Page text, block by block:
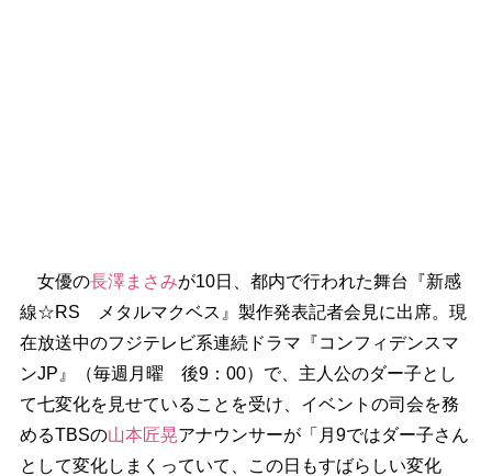
女優の長澤まさみが10日、都内で行われた舞台『新感
線☆RS メタルマクベス』製作発表記者会見に出席。現
在放送中のフジテレビ系連続ドラマ『コンフィデンスマ
ンJP』（毎週月曜 後9：00）で、主人公のダー子とし
て七変化を見せていることを受け、イベントの司会を務
めるTBSの山本匠晃アナウンサーが「月9ではダー子さん
として変化しまくっていて、この日もすばらしい変化